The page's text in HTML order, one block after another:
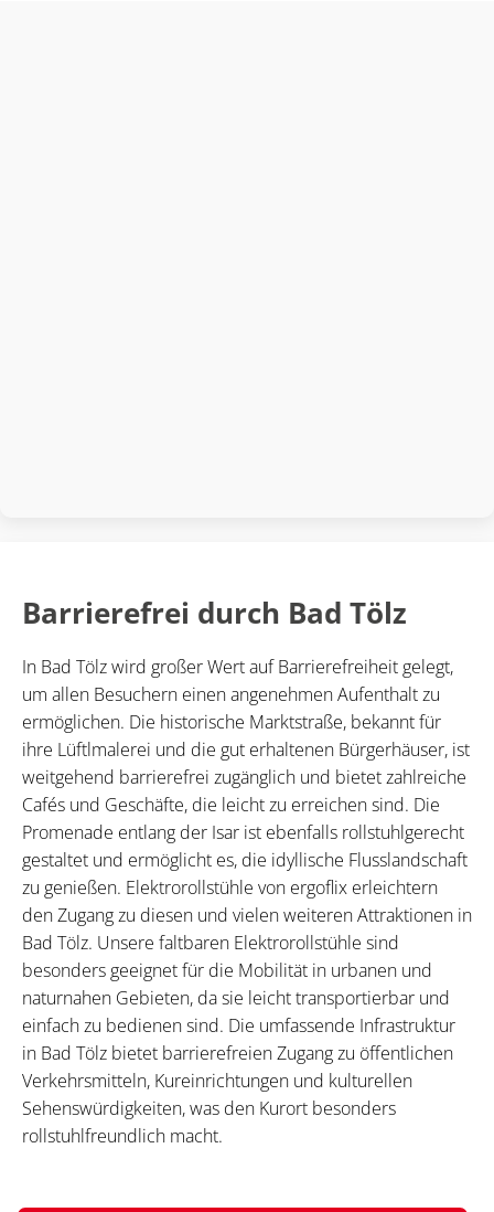
Barrierefrei durch Bad Tölz
In Bad Tölz wird großer Wert auf Barrierefreiheit gelegt,
um allen Besuchern einen angenehmen Aufenthalt zu
ermöglichen. Die historische Marktstraße, bekannt für
ihre Lüftlmalerei und die gut erhaltenen Bürgerhäuser, ist
weitgehend barrierefrei zugänglich und bietet zahlreiche
Cafés und Geschäfte, die leicht zu erreichen sind. Die
Promenade entlang der Isar ist ebenfalls rollstuhlgerecht
gestaltet und ermöglicht es, die idyllische Flusslandschaft
zu genießen. Elektrorollstühle von ergoflix erleichtern
den Zugang zu diesen und vielen weiteren Attraktionen in
Bad Tölz. Unsere faltbaren Elektrorollstühle sind
besonders geeignet für die Mobilität in urbanen und
naturnahen Gebieten, da sie leicht transportierbar und
einfach zu bedienen sind. Die umfassende Infrastruktur
in Bad Tölz bietet barrierefreien Zugang zu öffentlichen
Verkehrsmitteln, Kureinrichtungen und kulturellen
Sehenswürdigkeiten, was den Kurort besonders
rollstuhlfreundlich macht.